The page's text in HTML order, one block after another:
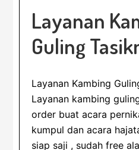
Layanan
Guling
Layanan Kambing
Layanan kambing
order buat acara
kumpul dan acara
siap saji , sudah free